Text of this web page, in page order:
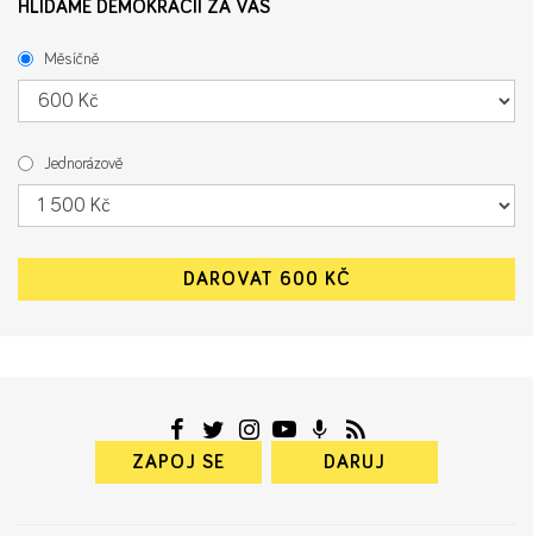
HLÍDÁME DEMOKRACII ZA VÁS
Měsíčně
Jednorázově
ZAPOJ SE DARUJ